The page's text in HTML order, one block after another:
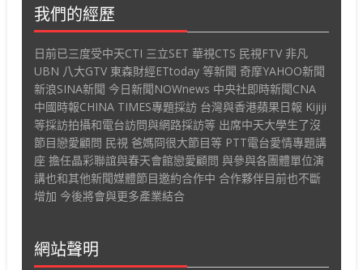
我們的經歷
日前已三度受中天CTI 三立SET 華視CTS 民視FTV 非凡
UBN 八大GTV 東森財經ETtoday 等新聞 奇摩YAHOO新聞
新浪SINA新聞 今日新聞NOWnews 中央社即時新聞CNA
中國時報CHINA TIMES專題採訪 台灣與香港蘋果日報 Kijiji
等採訪拍攝和電台訪問與網路採訪等 出席中天大學生了沒
節目戀愛顧問 民視 爸媽冏很大節目等 PTT電台愛情專題講
座 擔任晶彩聯誼與春天會館戀愛顧問 與參與各團體單位演
講也和其他新聞媒體節目邀約合作中 合作夥伴目前也不斷
增加 今後將會與更多產業結合
網站聲明